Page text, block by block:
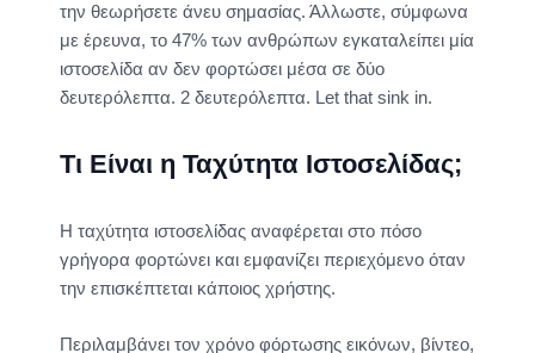
την θεωρήσετε άνευ σημασίας. Άλλωστε, σύμφωνα
με έρευνα, το 47% των ανθρώπων εγκαταλείπει μία
ιστοσελίδα αν δεν φορτώσει μέσα σε δύο
δευτερόλεπτα. 2 δευτερόλεπτα. Let that sink in.
Τι Είναι η Ταχύτητα Ιστοσελίδας;
Η ταχύτητα ιστοσελίδας αναφέρεται στο πόσο
γρήγορα φορτώνει και εμφανίζει περιεχόμενο όταν
την επισκέπτεται κάποιος χρήστης.
Περιλαμβάνει τον χρόνο φόρτωσης εικόνων, βίντεο,